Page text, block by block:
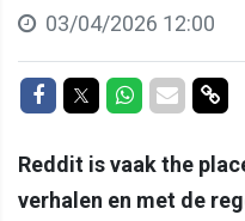
03/04/2026 12:00
Delen op Facebook
Delen op Twitter
Delen op
Delen
Reddit is vaak the
verhalen en met de